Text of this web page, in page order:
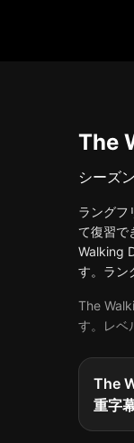
The
シーズン
ラングフ
て復習で
Walking
す。ラン
The
す。レベ
The
重字